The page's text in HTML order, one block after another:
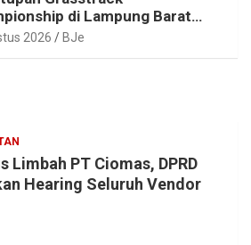
di Lampung Barat
Dihadiri Ribuan Penonton; Ini
2026 BJe
Limbah PT Ciomas, DPRD
Hearing Seluruh Vendor